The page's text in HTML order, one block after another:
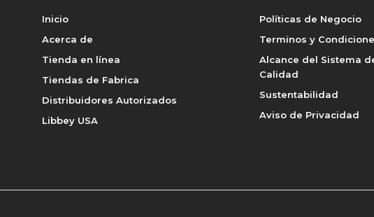
Inicio
Acerca de
Tienda en línea
Tiendas de Fabrica
Distribuidores Autorizados
Libbey USA
Políticas de Negocio
Terminos y
Alcance del Sistema
Calidad
Sustentabilidad
Aviso de Privacidad